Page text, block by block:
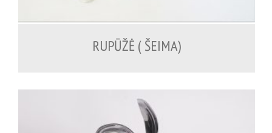
RUPŪŽĖ ( ŠEIMA)